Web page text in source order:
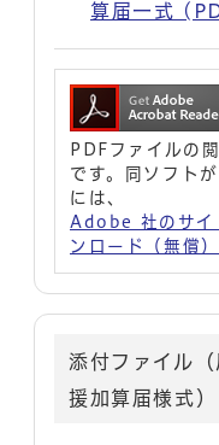
算届一式
PDFファイルの
です。同ソフト
には、
Adobe 社のサ
ンロード（無償
添付ファイル
援加算届様式）